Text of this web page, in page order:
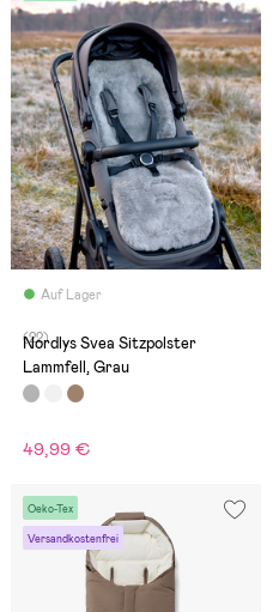
Auf Lager
(22)
Nordlys Svea Sitzpolster
Lammfell, Grau
49,99 €
Oeko-Tex
Versandkostenfrei